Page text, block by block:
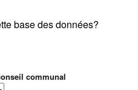
base des données?
communal